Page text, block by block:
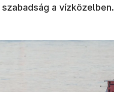
a vízközelben.